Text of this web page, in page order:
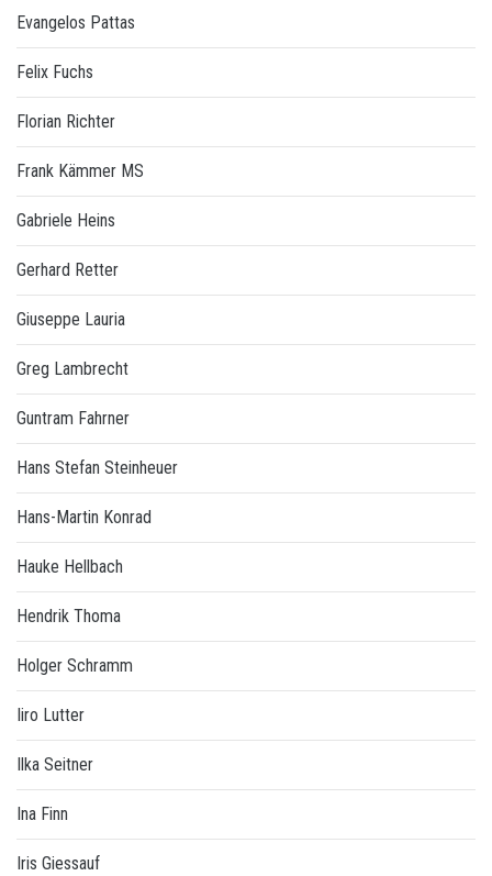
Evangelos Pattas
Felix Fuchs
Florian Richter
Frank Kämmer MS
Gabriele Heins
Gerhard Retter
Giuseppe Lauria
Greg Lambrecht
Guntram Fahrner
Hans Stefan Steinheuer
Hans-Martin Konrad
Hauke Hellbach
Hendrik Thoma
Holger Schramm
Iiro Lutter
Ilka Seitner
Ina Finn
Iris Giessauf